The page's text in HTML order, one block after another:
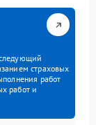
страховых
работ
работ и